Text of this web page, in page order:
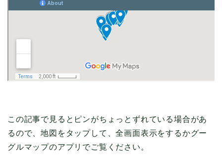
この記事で見るとピンがちょっとずれている場合があ
るので、地図をタップして、全画面表示をするかグー
グルマップのアプリでご覧ください。